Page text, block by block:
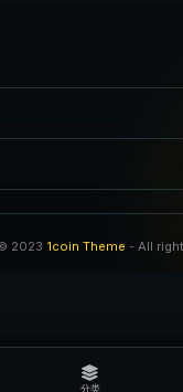
3261605442 微信：
2023 1coin Theme - All
分类